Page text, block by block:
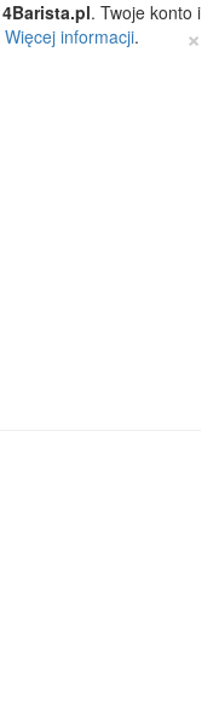
4Barista.pl. Twoje konto i
Więcej informacji. ×